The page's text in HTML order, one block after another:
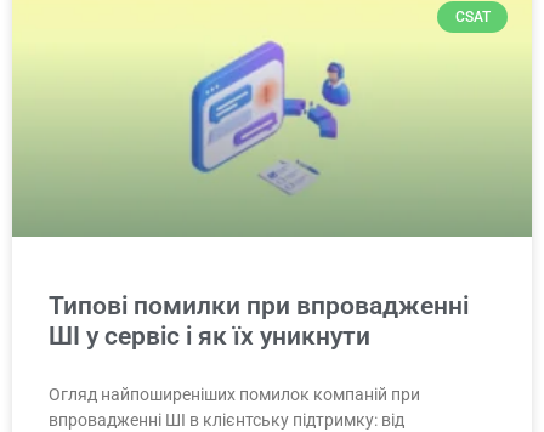
CSAT
Типові помилки при впровадженні
ШІ у сервіс і як їх уникнути
Огляд найпоширеніших помилок компаній при
впровадженні ШІ в клієнтську підтримку: від